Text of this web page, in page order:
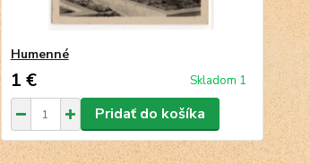
Humenné
1 € Skladom 1
Pridať do košíka